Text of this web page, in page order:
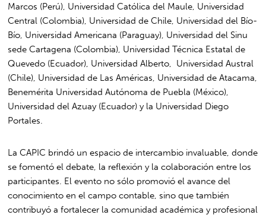
Marcos (Perú), Universidad Católica del Maule, Universidad
Central (Colombia), Universidad de Chile, Universidad del Bío-
Bío, Universidad Americana (Paraguay), Universidad del Sinu
sede Cartagena (Colombia), Universidad Técnica Estatal de
Quevedo (Ecuador), Universidad Alberto, Universidad Austral
(Chile), Universidad de Las Américas, Universidad de Atacama,
Benemérita Universidad Autónoma de Puebla (México),
Universidad del Azuay (Ecuador) y la Universidad Diego
Portales.
La CAPIC brindó un espacio de intercambio invaluable, donde
se fomentó el debate, la reflexión y la colaboración entre los
participantes. El evento no sólo promovió el avance del
conocimiento en el campo contable, sino que también
contribuyó a fortalecer la comunidad académica y profesional